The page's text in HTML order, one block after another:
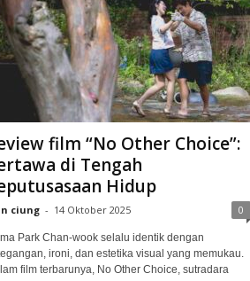
film “No Other Choice”:
di Tengah
Hidup
ciung - 14 Oktober 2025 0
Park Chan-wook selalu identik dengan
ironi, dan estetika visual yang memukau.
film terbarunya, No Other Choice, sutradara